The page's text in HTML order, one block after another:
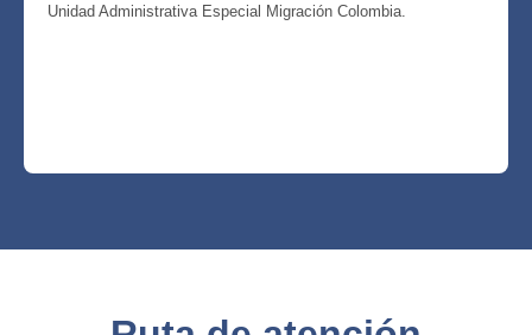
Unidad Administrativa Especial Migración Colombia.